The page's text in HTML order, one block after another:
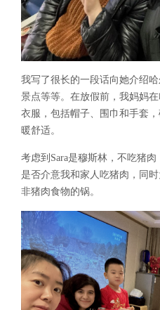
我写了很长的一段话向她介绍
景点等等。在放假前，我妈妈
衣服，包括帽子、围巾和手套
暖舒适。
考虑到Sara是穆斯林，不吃猪
是否介意我和家人吃猪肉，同
非猪肉食物的锅。